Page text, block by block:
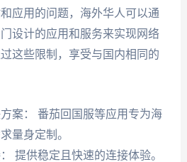
应用的问题，海外华人可以通
设计的应用和服务来实现网络
这些限制，享受与国内相同的
案： 番茄回国服等应用专为海
量身定制。
提供稳定且快速的连接体验。